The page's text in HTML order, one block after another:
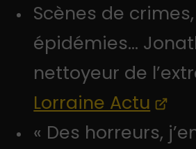
Scènes de
épidémies...
nettoyeur de
Lorraine Actu
« Des horreurs,